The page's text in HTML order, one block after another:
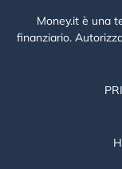
Money.it è una
finanziario.